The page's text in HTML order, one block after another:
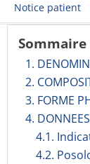
Notice patient
Sommaire
1.
2.
3. FORME
4.
4.1.
4.2.